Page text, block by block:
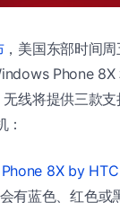
，美国东部时间
Phone
线将提供三款
8X by HTC
有蓝色、红色或